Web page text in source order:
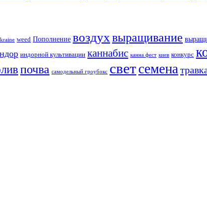
weed Пополнение воздухвыращивание
индорной культивации каннабис канна фест киев конкурс
почва самодельный гроубокс светсемена